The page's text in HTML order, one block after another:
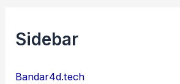
Sidebar
Bandar4d.tech